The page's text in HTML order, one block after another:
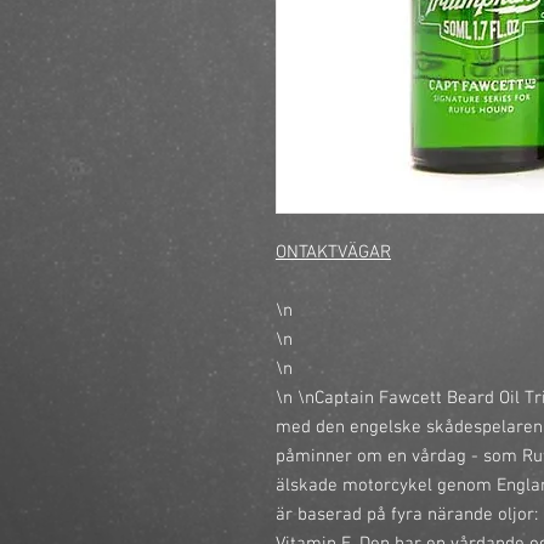
ONTAKTVÄGAR
\n
\n
\n
\n \nCaptain Fawcett Beard Oil
med den engelske
påminner om en vårdag - som
älskade motorcykel genom
är baserad på fyra närande